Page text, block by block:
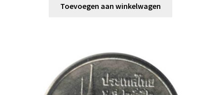
Toevoegen aan winkelwagen